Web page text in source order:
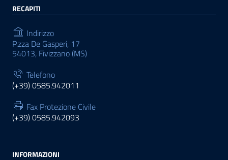
RECAPITI
Indirizzo
P.zza De Gasperi, 17
54013, Fivizzano (MS)
Telefono
(+39) 0585.942011
Fax Protezione Civile
(+39) 0585.942093
INFORMAZIONI